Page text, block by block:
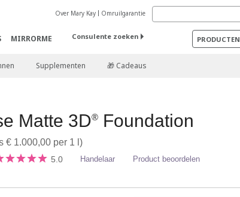
MIRRORME
Over Mary Kay Omruilgarantie
Consulente zoeken PRODUCTEN
Supplementen 🎁 Cadeaus
Matte 3D® Foundation
€ 1.000,00 per 1 l)
5.0 Handelaar Product beoordelen